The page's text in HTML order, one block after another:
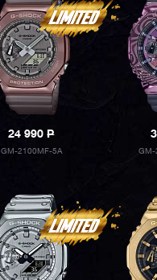
24 990P
GM-2100MF-5A GM-